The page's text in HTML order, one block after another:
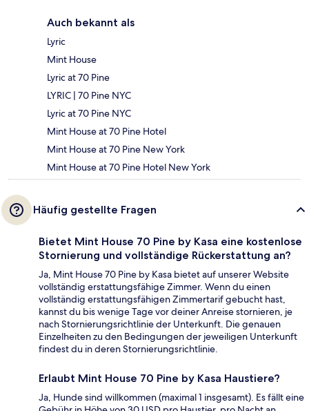
Auch bekannt als
Lyric
Mint House
Lyric at 70 Pine
LYRIC | 70 Pine NYC
Lyric at 70 Pine NYC
Mint House at 70 Pine Hotel
Mint House at 70 Pine New York
Mint House at 70 Pine Hotel New York
Häufig gestellte Fragen
Bietet Mint House 70 Pine by Kasa eine kostenlose
Stornierung und vollständige Rückerstattung an?
Ja, Mint House 70 Pine by Kasa bietet auf unserer Website
vollständig erstattungsfähige Zimmer. Wenn du einen
vollständig erstattungsfähigen Zimmertarif gebucht hast,
kannst du bis wenige Tage vor deiner Anreise stornieren, je
nach Stornierungsrichtlinie der Unterkunft. Die genauen
Einzelheiten zu den Bedingungen der jeweiligen Unterkunft
findest du in deren Stornierungsrichtlinie.
Erlaubt Mint House 70 Pine by Kasa Haustiere?
Ja, Hunde sind willkommen (maximal 1 insgesamt). Es fällt eine